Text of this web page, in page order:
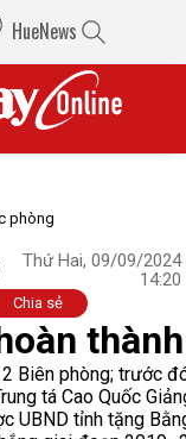
HueNews
phòng
Thứ Hai, 09/09/2024
14:20
Chia sẻ
Biên phòng; trước
tá Cao Quốc
UBND tỉnh tặng